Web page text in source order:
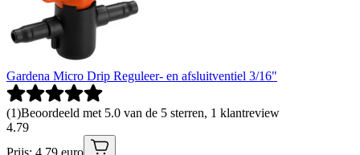
Gardena Micro Drip Reguleer- en afsluitventiel 3/16"
(1)Beoordeeld met 5.0 van de 5 sterren, 1 klantreview
4.79
Prijs: 4.79 euro